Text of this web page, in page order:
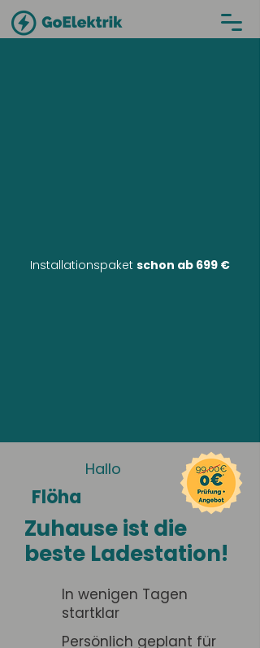
Installationspaket schon ab 699 €
Hallo
Flöha
Zuhause ist die
beste Ladestation!
In wenigen Tagen
startklar
Persönlich geplant für